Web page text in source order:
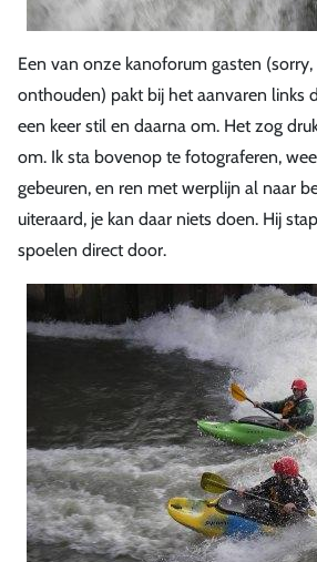
Een van onze kanoforum gasten
onthouden) pakt bij het aanvaren links
een keer stil en daarna om. Het zog
om. Ik sta bovenop te fotograferen,
gebeuren, en ren met werplijn al naar
uiteraard, je kan daar niets doen. Hij
spoelen direct door.